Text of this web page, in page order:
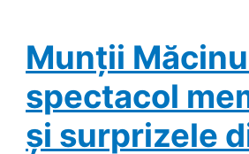
Munții
spectacol
și surprizele